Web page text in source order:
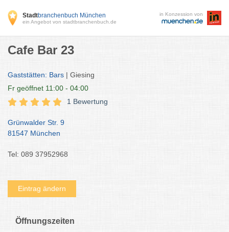
Stadtbranchenbuch München
ein Angebot von stadtbranchenbuch.de
in Konzession von
Cafe Bar 23
Gaststätten: Bars | Giesing
Fr geöffnet 11:00 - 04:00
1 Bewertung
Grünwalder Str. 9
81547 München
Tel: 089 37952968
Eintrag ändern
Öffnungszeiten